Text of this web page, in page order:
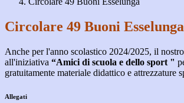
Circolare 49 Buoni Esselunga
Anche per l'anno scolastico 2024/2025, il
all'iniziativa “Amici di scuola e dello sport "
gratuitamente materiale didattico e attrezzature
Allegati